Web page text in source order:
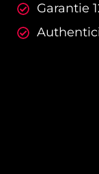
Garantie